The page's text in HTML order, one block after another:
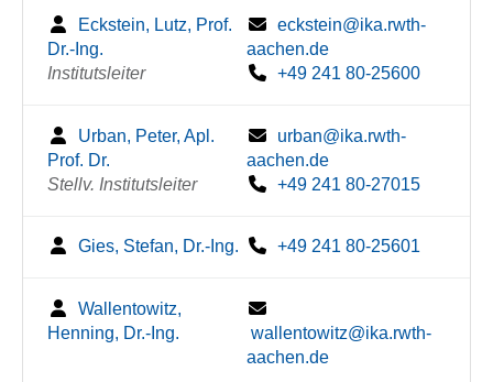
Eckstein, Lutz, Prof.
Dr.-Ing.
Institutsleiter
eckstein@ika.rwth-
aachen.de
+49 241 80-25600
Urban, Peter, Apl.
Prof. Dr.
Stellv. Institutsleiter
urban@ika.rwth-
aachen.de
+49 241 80-27015
Gies, Stefan, Dr.-Ing. +49 241 80-25601
Wallentowitz,
Henning, Dr.-Ing.
wallentowitz@ika.rwth-
aachen.de